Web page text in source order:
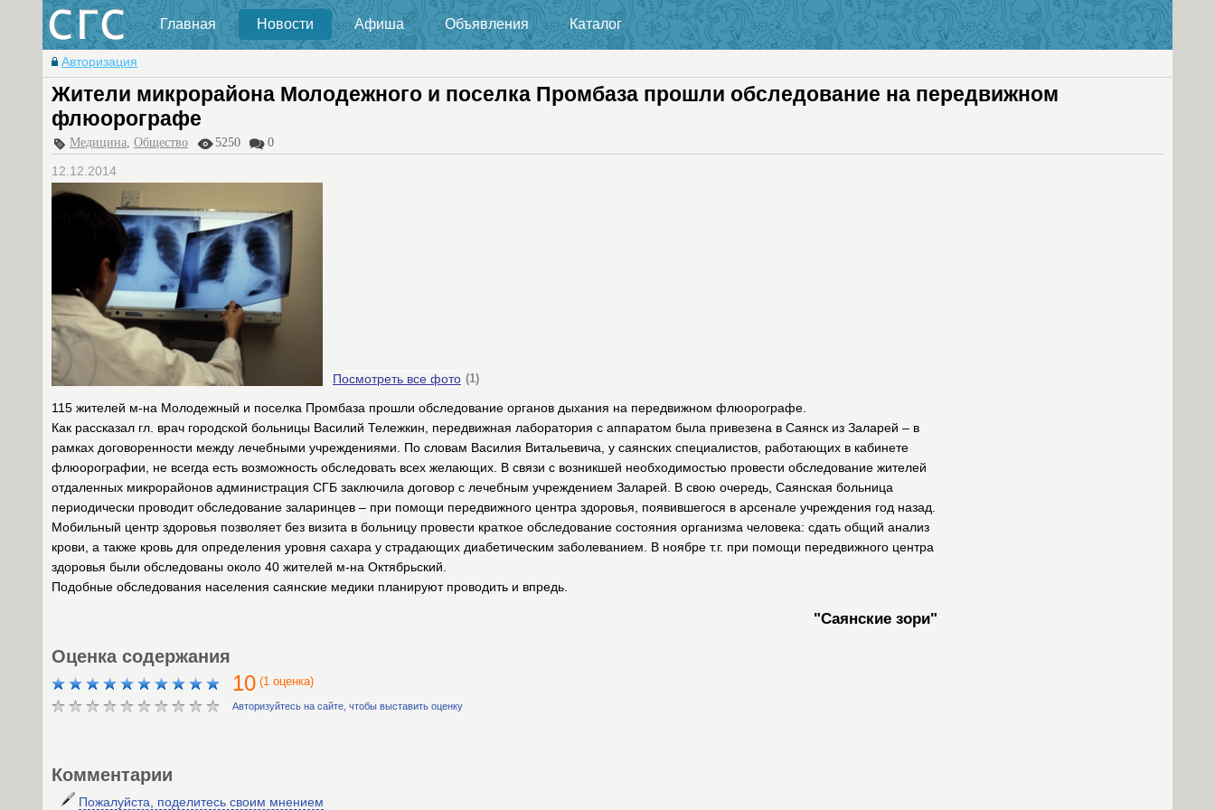
Главная Новости Афиша Объявления Каталог
Авторизация
Жители микрорайона Молодежного и поселка Промбаза прошли обследование на передвижном
флюорографе
Медицина, Общество 5250 0
12.12.2014
Посмотреть все фото (1)
115 жителей м-на Молодежный и поселка Промбаза прошли обследование органов дыхания на передвижном флюорографе.
Как рассказал гл. врач городской больницы Василий Тележкин, передвижная лаборатория с аппаратом была привезена в Саянск из Заларей – в
рамках договоренности между лечебными учреждениями. По словам Василия Витальевича, у саянских специалистов, работающих в кабинете
флюорографии, не всегда есть возможность обследовать всех желающих. В связи с возникшей необходимостью провести обследование жителей
отдаленных микрорайонов администрация СГБ заключила договор с лечебным учреждением Заларей. В свою очередь, Саянская больница
периодически проводит обследование заларинцев – при помощи передвижного центра здоровья, появившегося в арсенале учреждения год назад.
Мобильный центр здоровья позволяет без визита в больницу провести краткое обследование состояния организма человека: сдать общий анализ
крови, а также кровь для определения уровня сахара у страдающих диабетическим заболеванием. В ноябре т.г. при помощи передвижного центра
здоровья были обследованы около 40 жителей м-на Октябрьский.
Подобные обследования населения саянские медики планируют проводить и впредь.
"Саянские зори"
Оценка содержания
10 (1 оценка)
Авторизуйтесь на сайте, чтобы выставить оценку
Комментарии
Пожалуйста, поделитесь своим мнением